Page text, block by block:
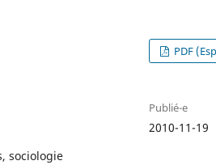
sociologie
PDF
Publié-e
2010-11-19